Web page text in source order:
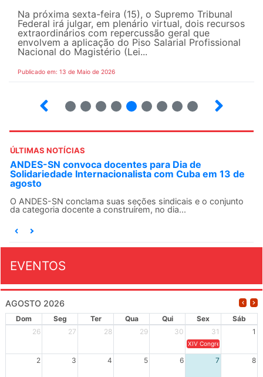
Na próxima sexta-feira (15), o Supremo Tribunal
Federal irá julgar, em plenário virtual, dois recursos
extraordinários com repercussão geral que
envolvem a aplicação do Piso Salarial Profissional
Nacional do Magistério (Lei...
Publicado em: 13 de Maio de 2026
ÚLTIMAS NOTÍCIAS
ANDES-SN convoca docentes para Dia de
Solidariedade Internacionalista com Cuba em 13 de
agosto
O ANDES-SN conclama suas seções sindicais e o conjunto
da categoria docente a construírem, no dia...
EVENTOS
AGOSTO 2026
Dom Seg Ter Qua Qui Sex
Sáb
26
27 28 29 30 31 1
XIV Congresso Brasileiro
2 3 4 5 6 7 8